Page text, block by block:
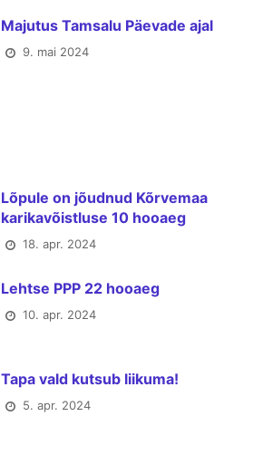
Majutus Tamsalu Päevade ajal
9. mai 2024
Lõpule on jõudnud Kõrvemaa
karikavõistluse 10 hooaeg
18. apr. 2024
Lehtse PPP 22 hooaeg
10. apr. 2024
Tapa vald kutsub liikuma!
5. apr. 2024